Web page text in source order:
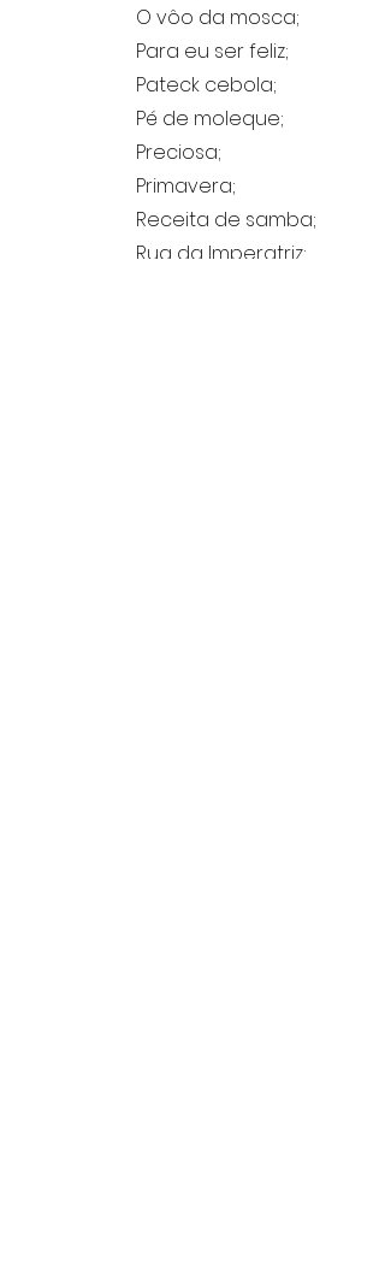
O vôo da mosca;
Para eu ser feliz;
Pateck cebola;
Pé de moleque;
Preciosa;
Primavera;
Receita de samba;
Rua da Imperatriz;